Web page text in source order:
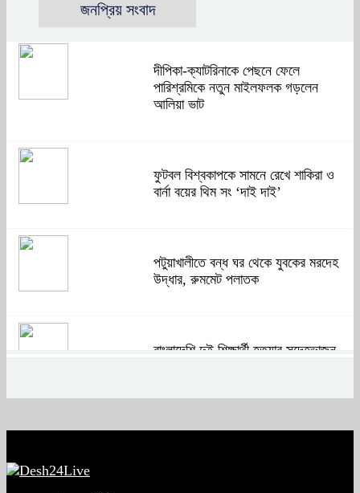
জনপ্রিয় সংবাদ
দীপিকা-ক্যাটরিনাকে পেছনে ফেলে
পারিশ্রমিকে নতুন মাইলফলক গড়লেন
আলিয়া ভাট
ফুটবল বিশ্বকাপকে সামনে রেখে শাকিরা ও
বার্না বয়ের থিম সং ‘দাই দাই’
পটুয়াখালীতে বন্ধ ঘর থেকে যুবকের মরদেহ
উদ্ধার, রুমমেট পলাতক
বাংলাদেশি দুই শিক্ষার্থী হত্যার সন্দেহভাজন